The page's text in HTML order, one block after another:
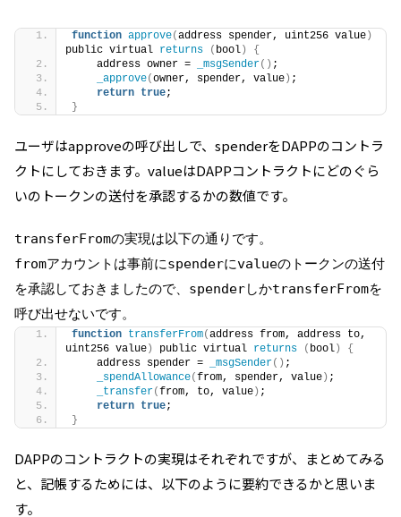
function approve(address spender, uint256 value )
public virtual returns ( bool )
{
    address owner =
_msgSender() ;
_approve(owner, spender, value ) ;
return true;
}
ユーザはapproveの呼び出しで、spenderをDAPPのコントラ
クトにしておきます。valueはDAPPコントラクトにどのぐら
いのトークンの送付を承認するかの数値です。
transferFromの実現は以下の通りです。
fromアカウントは事前にspenderにvalueのトークンの送付
を承認しておきましたので、spenderしかtransferFromを
呼び出せないです。
function transferFrom(address from, address to,
uint256 value ) public virtual returns ( bool )
{
    address spender =
_msgSender() ;
_spendAllowance(from, spender, value ) ;
_transfer(from, to, value ) ;
return true;
}
DAPPのコントラクトの実現はそれぞれですが、まとめてみる
と、記帳するためには、以下のように要約できるかと思いま
す。